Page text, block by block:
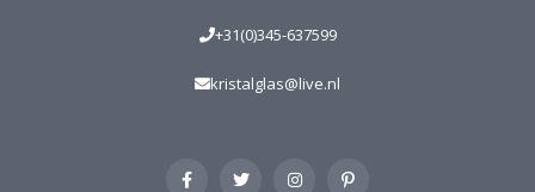
+31(0)345-637599
kristalglas@live.nl